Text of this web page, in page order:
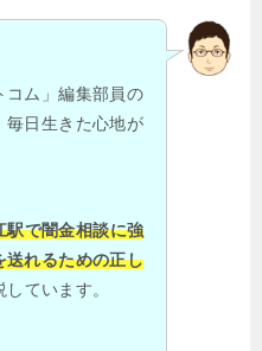
コム」編集部員の
毎日生きた心地が
駅で闇金相談に強
送れるための正し
ています。